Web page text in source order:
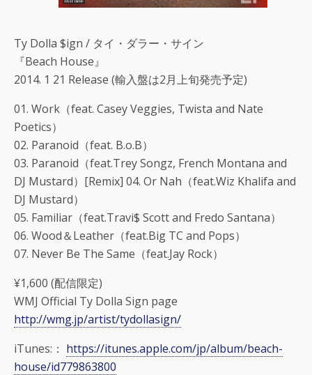
Ty Dolla $ign / タイ・ダラー・サイン
『Beach House』
2014. 1 21 Release (輸入盤は2月上旬発売予定)
01. Work（feat. Casey Veggies, Twista and Nate
Poetics）
02. Paranoid（feat. B.o.B）
03. Paranoid（feat.Trey Songz, French Montana and
DJ Mustard）[Remix] 04. Or Nah（feat.Wiz Khalifa and
DJ Mustard）
05. Familiar（feat.Travi$ Scott and Fredo Santana）
06. Wood＆Leather（feat.Big TC and Pops）
07. Never Be The Same（feat.Jay Rock）
¥1,600 (配信限定)
WMJ Official Ty Dolla Sign page
http://wmg.jp/artist/tydollasign/
iTunes:： https://itunes.apple.com/jp/album/beach-
house/id779863800